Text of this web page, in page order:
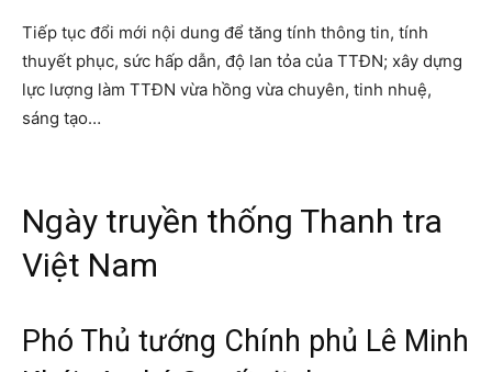
Tiếp tục đổi mới nội dung để tăng tính thông tin, tính
thuyết phục, sức hấp dẫn, độ lan tỏa của TTĐN; xây dựng
lực lượng làm TTĐN vừa hồng vừa chuyên, tinh nhuệ,
sáng tạo…
Ngày truyền thống Thanh tra
Việt Nam
Phó Thủ tướng Chính phủ Lê Minh